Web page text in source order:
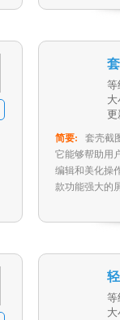
等
大
更
简要:
套壳截
它能够帮助用
编辑和美化操
款功能强大的
等
大